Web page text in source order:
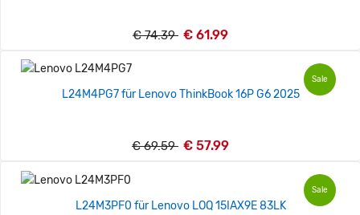
€ 74.39 € 61.99
Sale
L24M4PG7 für Lenovo ThinkBook 16P G6 2025
€ 69.59 € 57.99
Sale
L24M3PF0 für Lenovo LOQ 15IAX9E 83LK